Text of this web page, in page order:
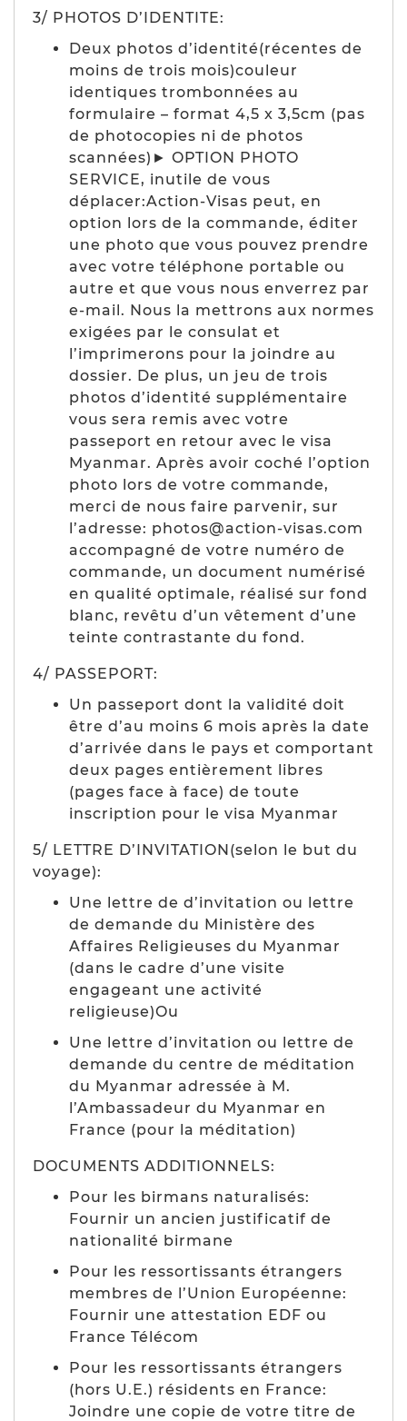
3/ PHOTOS D’IDENTITE:
Deux photos d’identité(récentes de
moins de trois mois)couleur
identiques trombonnées au
formulaire – format 4,5 x 3,5cm (pas
de photocopies ni de photos
scannées)► OPTION PHOTO
SERVICE, inutile de vous
déplacer:Action-Visas peut, en
option lors de la commande, éditer
une photo que vous pouvez prendre
avec votre téléphone portable ou
autre et que vous nous enverrez par
e-mail. Nous la mettrons aux normes
exigées par le consulat et
l’imprimerons pour la joindre au
dossier. De plus, un jeu de trois
photos d’identité supplémentaire
vous sera remis avec votre
passeport en retour avec le visa
Myanmar. Après avoir coché l’option
photo lors de votre commande,
merci de nous faire parvenir, sur
l’adresse: photos@action-visas.com
accompagné de votre numéro de
commande, un document numérisé
en qualité optimale, réalisé sur fond
blanc, revêtu d’un vêtement d’une
teinte contrastante du fond.
4/ PASSEPORT:
Un passeport dont la validité doit
être d’au moins 6 mois après la date
d’arrivée dans le pays et comportant
deux pages entièrement libres
(pages face à face) de toute
inscription pour le visa Myanmar
5/ LETTRE D’INVITATION(selon le but du
voyage):
Une lettre de d’invitation ou lettre
de demande du Ministère des
Affaires Religieuses du Myanmar
(dans le cadre d’une visite
engageant une activité
religieuse)Ou
Une lettre d’invitation ou lettre de
demande du centre de méditation
du Myanmar adressée à M.
l’Ambassadeur du Myanmar en
France (pour la méditation)
DOCUMENTS ADDITIONNELS:
Pour les birmans naturalisés:
Fournir un ancien justificatif de
nationalité birmane
Pour les ressortissants étrangers
membres de l’Union Européenne:
Fournir une attestation EDF ou
France Télécom
Pour les ressortissants étrangers
(hors U.E.) résidents en France:
Joindre une copie de votre titre de